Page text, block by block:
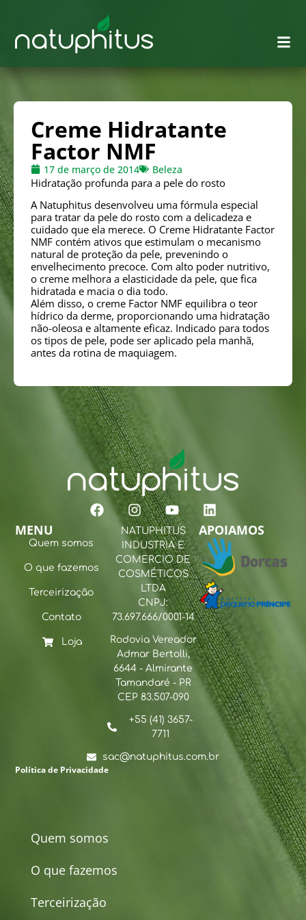
Creme Hidratante
Factor NMF
17 de março de 2014 Beleza
Hidratação profunda para a pele do rosto
A Natuphitus desenvolveu uma fórmula especial
para tratar da pele do rosto com a delicadeza e
cuidado que ela merece. O Creme Hidratante Factor
NMF contém ativos que estimulam o mecanismo
natural de proteção da pele, prevenindo o
envelhecimento precoce. Com alto poder nutritivo,
o creme melhora a elasticidade da pele, que fica
hidratada e macia o dia todo.
Além disso, o creme Factor NMF equilibra o teor
hídrico da derme, proporcionando uma hidratação
não-oleosa e altamente eficaz. Indicado para todos
os tipos de pele, pode ser aplicado pela manhã,
antes da rotina de maquiagem.
MENU
Quem somos
O que fazemos
Terceirização
Contato
Loja
NATUPHITUS
INDUSTRIA E
COMERCIO DE
COSMÉTICOS
LTDA
CNPJ:
73.697.666/0001-14
Rodovia Vereador
Admar Bertolli,
6644 - Almirante
Tamandaré - PR
CEP 83.507-090
+55 (41) 3657-
7711
sac@natuphitus.com.br
APOIAMOS
Política de Privacidade
Quem somos
O que fazemos
Terceirização